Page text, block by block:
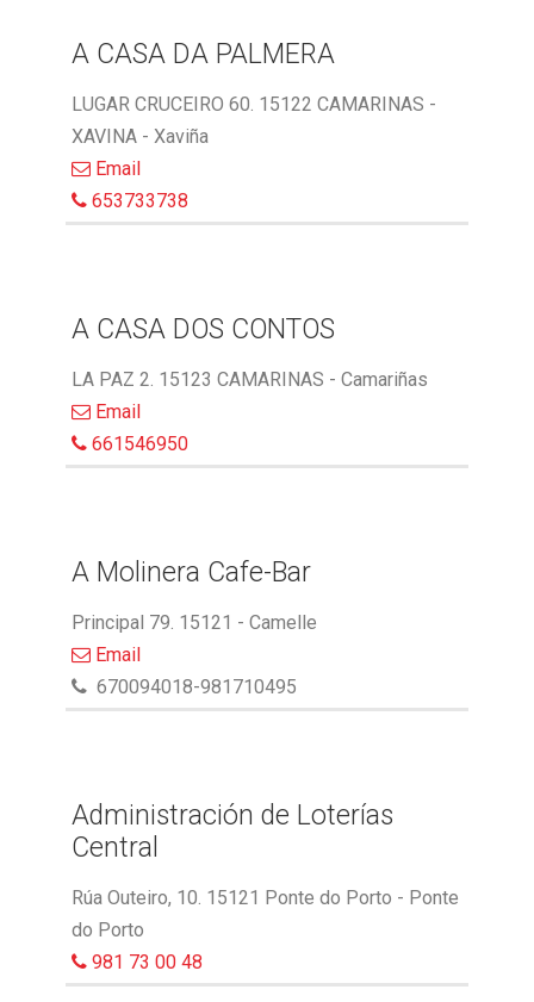
A CASA DA PALMERA
LUGAR CRUCEIRO 60. 15122 CAMARINAS -
XAVINA - Xaviña
Email
653733738
A CASA DOS CONTOS
LA PAZ 2. 15123 CAMARINAS - Camariñas
Email
661546950
A Molinera Cafe-Bar
Principal 79. 15121 - Camelle
Email
670094018-981710495
Administración de Loterías
Central
Rúa Outeiro, 10. 15121 Ponte do Porto - Ponte
do Porto
981 73 00 48